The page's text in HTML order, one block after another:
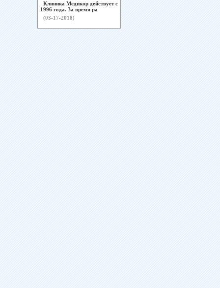
Клиника Медикор действует с
1996 года. За время ра
(03-17-2018)